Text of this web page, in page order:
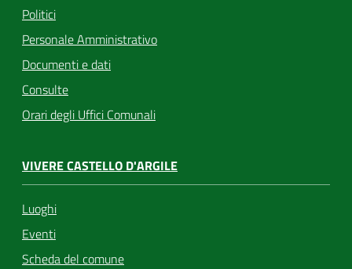
Politici
Personale Amministrativo
Documenti e dati
Consulte
Orari degli Uffici Comunali
VIVERE CASTELLO D'ARGILE
Luoghi
Eventi
Scheda del comune